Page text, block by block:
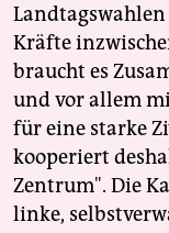
Kräfte
braucht es
und vor allem
für eine starke
kooperiert
Zentrum". Die
linke,